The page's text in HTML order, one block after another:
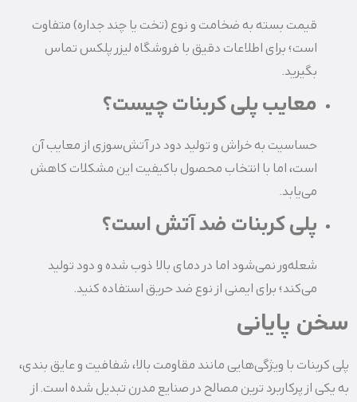
قیمت بسته به ضخامت و نوع (تخت یا چند جداره) متفاوت
است؛ برای اطلاعات دقیق با فروشگاه لیزر پلکس تماس
بگیرید.
معایب پلی کربنات چیست؟
حساسیت به خراش و تولید دود در آتش‌سوزی از معایب آن
است، اما با انتخاب محصول باکیفیت این مشکلات کاهش
می‌یابد.
پلی کربنات ضد آتش است؟
شعله‌ور نمی‌شود اما در دمای بالا ذوب شده و دود تولید
می‌کند؛ برای ایمنی از نوع ضد حریق استفاده کنید.
سخن پایانی
پلی کربنات با ویژگی‌هایی مانند مقاومت بالا، شفافیت و عایق‌ بندی،
به یکی از پرکاربرد ترین مصالح در صنایع مدرن تبدیل شده است. از